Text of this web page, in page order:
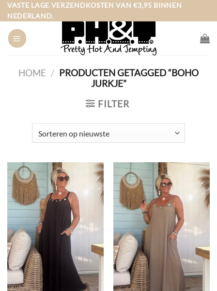
Ga
naar
inhoud
VASTE LAGE VERZENDKOSTEN VAN €3,95 BINNEN
NEDERLAND.
HOME / PRODUCTEN GETAGGED “BOHO
JURKJE”
FILTER